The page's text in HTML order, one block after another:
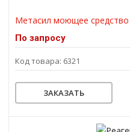
Метасил моющее средство
По запросу
Код товара: 6321
ЗАКАЗАТЬ